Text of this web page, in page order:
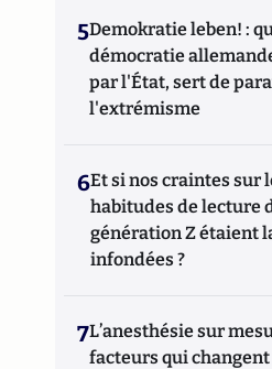
5Demokratie leben! :
démocratie
par l'État, sert de
l'extrémisme
6Et si nos craintes sur
habitudes de lecture
génération Z étaient
infondées ?
7L’anesthésie sur
facteurs qui